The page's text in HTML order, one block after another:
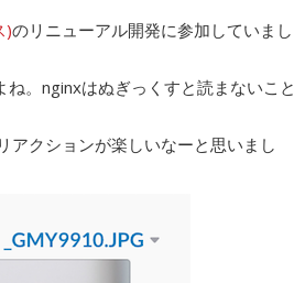
)のリニューアル開発に参加していまし
。nginxはぬぎっくすと読まないこと
アクションが楽しいなーと思いまし